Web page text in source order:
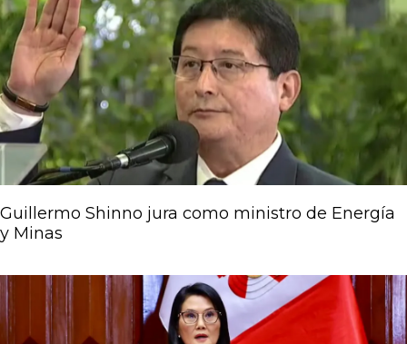
Guillermo Shinno jura como ministro de Energía
y Minas